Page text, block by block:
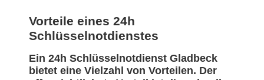
Vorteile eines 24h
Schlüsselnotdienstes
Ein 24h Schlüsselnotdienst Gladbeck
bietet eine Vielzahl von Vorteilen. Der